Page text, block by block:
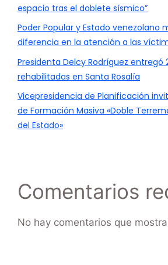
espacio tras el doblete sísmico”
Poder Popular y Estado venezolano
diferencia en la atención a las
Presidenta Delcy Rodríguez entregó
rehabilitadas en Santa Rosalía
Vicepresidencia de Planificación
de Formación Masiva «Doble
del Estado»
Comentarios
No hay comentarios que